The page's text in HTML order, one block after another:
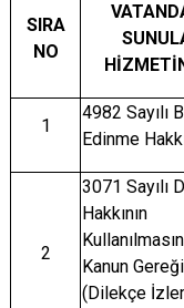
SIRA
NO
1
4982 Sayılı
Edinme
2
3071 Sayılı
Hakkının
Kanun Gereği
(Dilekçe